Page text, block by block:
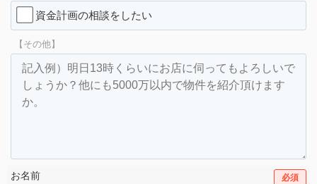
資金計画の相談をしたい
【その他】
お名前 必須